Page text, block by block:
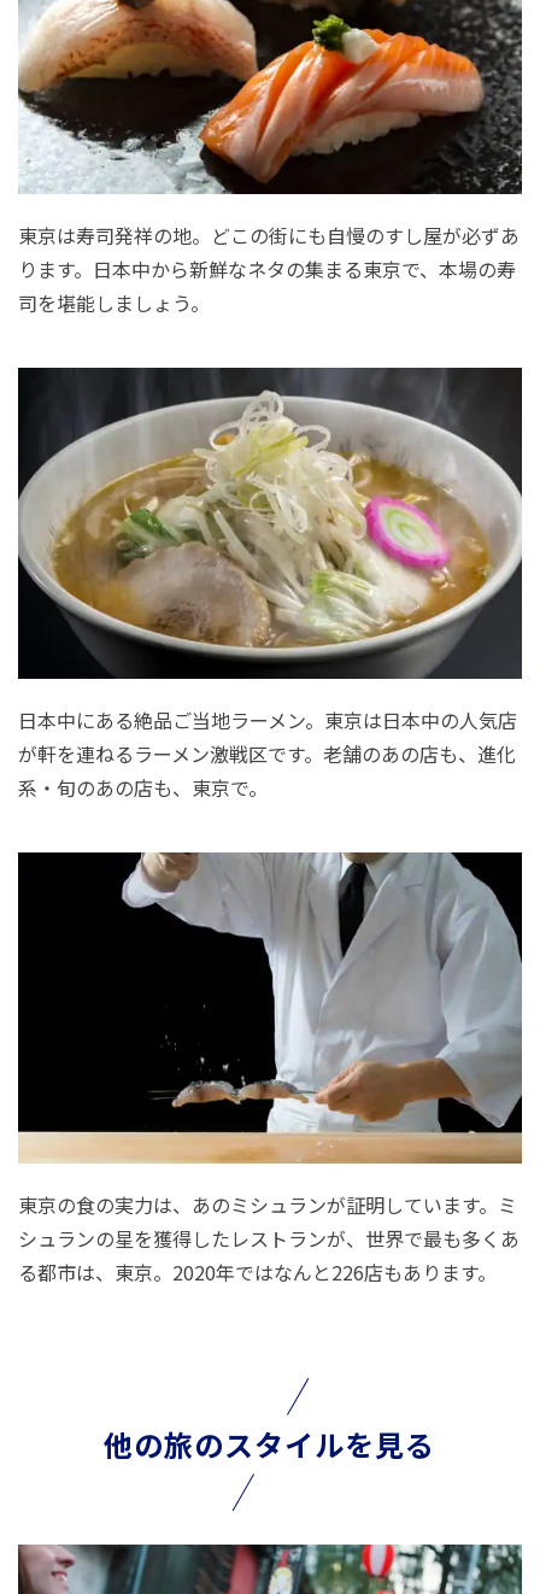
東京は寿司発祥の地。どこの街にも自慢のすし屋が必ずあ
ります。日本中から新鮮なネタの集まる東京で、本場の寿
司を堪能しましょう。
日本中にある絶品ご当地ラーメン。東京は日本中の人気店
が軒を連ねるラーメン激戦区です。老舗のあの店も、進化
系・旬のあの店も、東京で。
東京の食の実力は、あのミシュランが証明しています。ミ
シュランの星を獲得したレストランが、世界で最も多くあ
る都市は、東京。2020年ではなんと226店もあります。
他の旅のスタイルを見る